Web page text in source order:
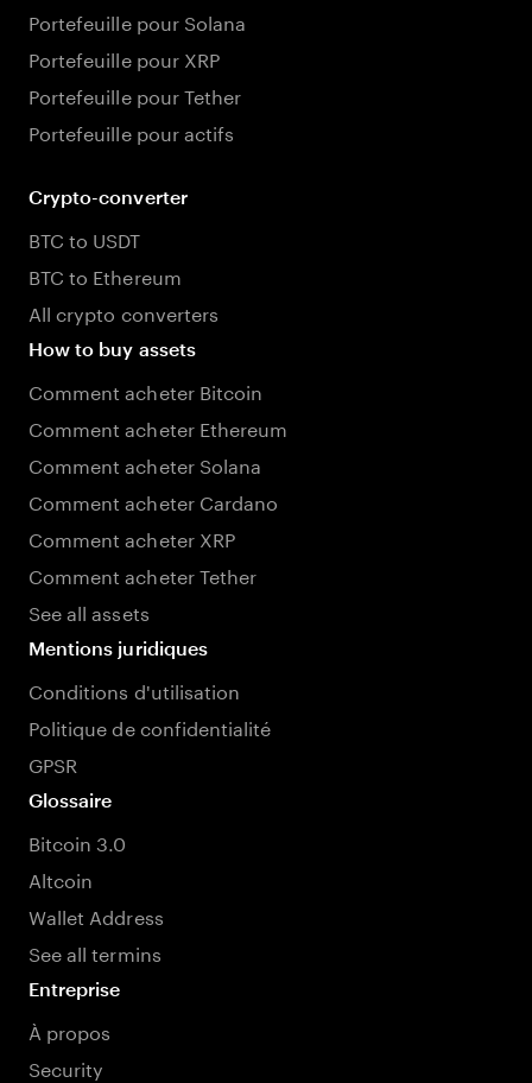
Portefeuille pour Solana
Portefeuille pour XRP
Portefeuille pour Tether
Portefeuille pour actifs
Crypto-converter
BTC to USDT
BTC to Ethereum
All crypto converters
How to buy assets
Comment acheter Bitcoin
Comment acheter Ethereum
Comment acheter Solana
Comment acheter Cardano
Comment acheter XRP
Comment acheter Tether
See all assets
Mentions juridiques
Conditions d'utilisation
Politique de confidentialité
GPSR
Glossaire
Bitcoin 3.0
Altcoin
Wallet Address
See all termins
Entreprise
À propos
Security